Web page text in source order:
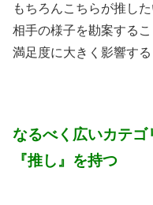
もちろんこちらが推し
相手の様子を勘案する
満足度に大きく影響す
なるべく広いカテゴ
『推し』を持つ